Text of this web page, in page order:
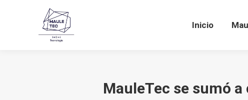
Inicio
MauleTec se sumó